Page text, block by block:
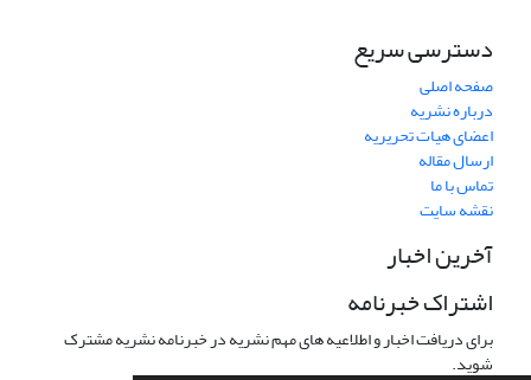
دسترسی سریع
صفحه اصلی
درباره نشریه
اعضای هیات تحریریه
ارسال مقاله
تماس با ما
نقشه سایت
آخرین اخبار
اشتراک خبرنامه
برای دریافت اخبار و اطلاعیه های مهم نشریه در خبرنامه نشریه مشترک
شوید.